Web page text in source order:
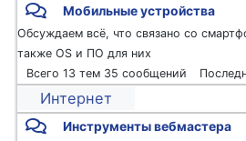
Мобильные устройства
Обсуждаем всё, что связано со
также OS и ПО для них
13 тем 35 сообщений
Интернет
Инструменты вебмастера